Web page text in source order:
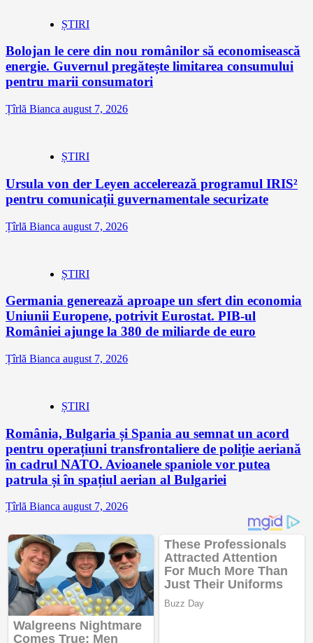
ȘTIRI
Bolojan le cere din nou românilor să economisească
energie. Guvernul pregătește limitarea consumului
pentru marii consumatori
Țîrlă Bianca august 7, 2026
ȘTIRI
Ursula von der Leyen accelerează programul IRIS²
pentru comunicații guvernamentale securizate
Țîrlă Bianca august 7, 2026
ȘTIRI
Germania generează aproape un sfert din economia
Uniunii Europene, potrivit Eurostat. PIB-ul
României ajunge la 380 de miliarde de euro
Țîrlă Bianca august 7, 2026
ȘTIRI
România, Bulgaria și Spania au semnat un acord
pentru operațiuni transfrontaliere de poliție aeriană
în cadrul NATO. Avioanele spaniole vor putea
patrula și în spațiul aerian al Bulgariei
Țîrlă Bianca august 7, 2026